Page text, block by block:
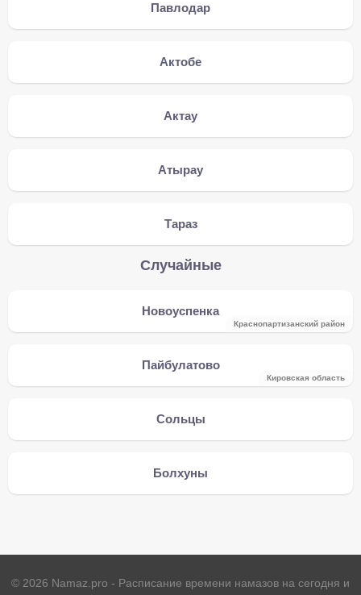
Павлодар
Актобе
Актау
Атырау
Тараз
Случайные
Новоуспенка
Краснопартизанский район
Пайбулатово
Кировская область
Сольцы
Болхуны
© 2026 Namaz.pro - Расписание времени намазов на сегодня и